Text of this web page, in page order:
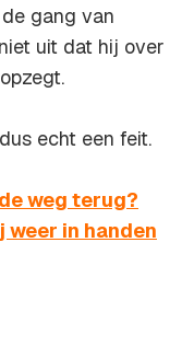
gang van
uit dat hij over
echt een feit.
weg terug?
weer in handen